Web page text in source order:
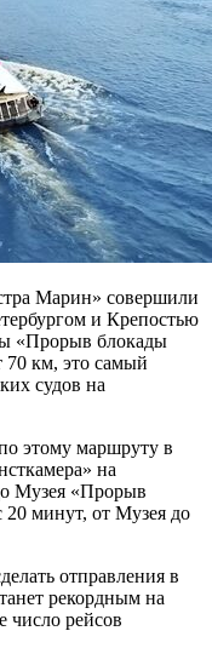
Марин» совершили
и Крепостью
«Прорыв блокады
70 км, это самый
судов на
этому маршруту в
на
Музея «Прорыв
20 минут, от Музея до
отправления в
рекордным на
число рейсов